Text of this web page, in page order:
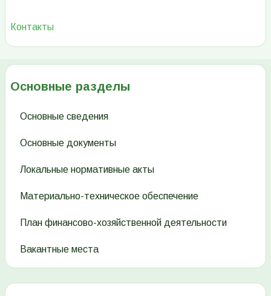
Контакты
Основные разделы
Основные сведения
Основные документы
Локальные нормативные акты
Материально-техническое обеспечение
План финансово-хозяйственной деятельности
Вакантные места